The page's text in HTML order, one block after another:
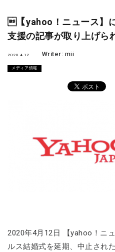
【yahoo！ニュース】
支援の記事が取り上げら
2020.4.12 Writer: mii
メディア情報
2020年4月12日 【yahoo！ニ
ルス結婚式を延期、中止され